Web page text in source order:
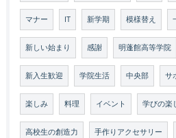
マナー IT 新学期 模様替え
新しい始まり 感謝 明蓬館高等学院
新入生歓迎 学院生活 中央部 サ
楽しみ 料理 イベント 学びの楽
高校生の創造力 手作りアクセサリー